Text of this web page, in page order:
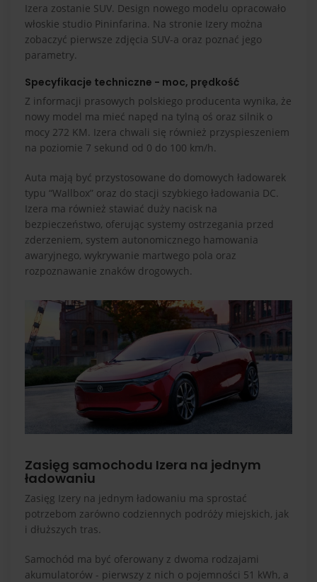
Izera zostanie SUV. Design nowego modelu opracowało
włoskie studio Pininfarina. Na stronie Izery można
zobaczyć pierwsze zdjęcia SUV-a oraz poznać jego
parametry.
Specyfikacje techniczne - moc, prędkość
Z informacji prasowych polskiego producenta wynika, że
nowy model ma mieć napęd na tylną oś oraz silnik o
mocy 272 KM. Izera chwali się również przyspieszeniem
na poziomie 7 sekund od 0 do 100 km/h.
Auta mają być przystosowane do domowych ładowarek
typu “Wallbox” oraz do stacji szybkiego ładowania DC.
Izera ma również stawiać duży nacisk na
bezpieczeństwo, oferując systemy ostrzegania przed
zderzeniem, system autonomicznego hamowania
awaryjnego, wykrywanie martwego pola oraz
rozpoznawanie znaków drogowych.
Zasięg samochodu Izera na jednym
ładowaniu
Zasięg Izery na jednym ładowaniu ma sprostać
potrzebom zarówno codziennych podróży miejskich, jak
i dłuższych tras.
Samochód ma być oferowany z dwoma rodzajami
akumulatorów - pierwszy z nich o pojemności 51 kWh, a